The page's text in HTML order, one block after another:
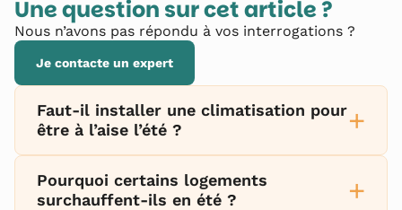
Une question sur cet article ?
Nous n’avons pas répondu à vos interrogations ?
Je contacte un expert
Faut-il installer une climatisation pour
être à l’aise l’été ?
+
Pourquoi certains logements
surchauffent-ils en été ?
+